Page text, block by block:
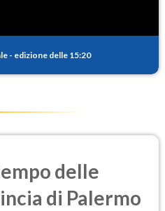
- edizione delle 15:20
delle
di Palermo